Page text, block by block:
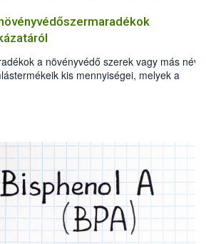
a növényvédő szerek vagy más
kis mennyiségei, melyek a
felületén a betakarítást, szüretelést, illetve
Nem minden élelmiszer
az élelmiszerekben is, melyekben
a fogyasztó egészségére nézve.